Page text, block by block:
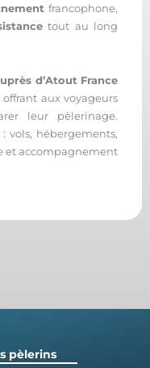
francophone,
tout au long
d’Atout France
offrant aux voyageurs
leur pèlerinage.
vols, hébergements,
et accompagnement
pèlerins